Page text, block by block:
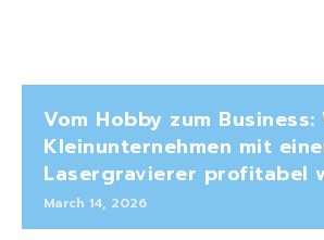
Vom Hobby zum Business:
Kleinunternehmen mit
Lasergravierer profitabel
March 14, 2026